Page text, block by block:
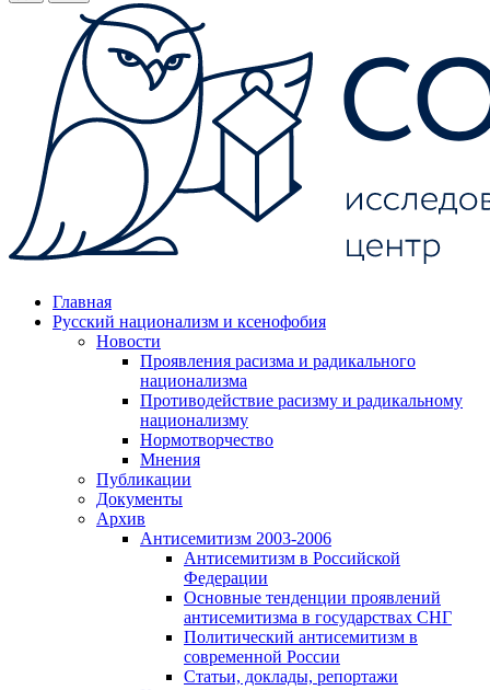
Главная
Русский национализм и ксенофобия
Новости
Проявления расизма и радикального
национализма
Противодействие расизму и радикальному
национализму
Нормотворчество
Мнения
Публикации
Документы
Архив
Антисемитизм 2003-2006
Антисемитизм в Российской
Федерации
Основные тенденции проявлений
антисемитизма в государствах СНГ
Политический антисемитизм в
современной России
Статьи, доклады, репортажи